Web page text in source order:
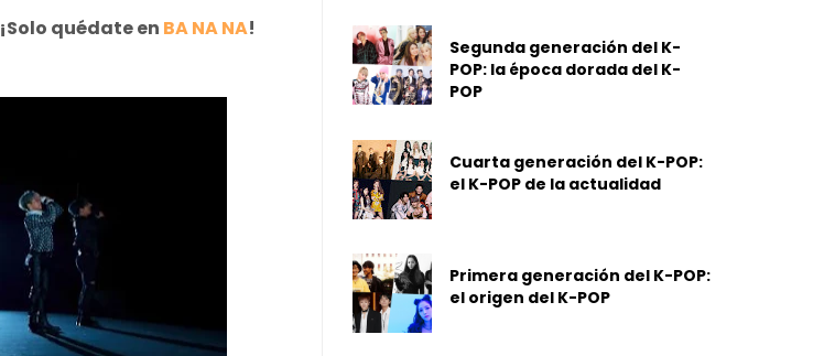
¡Solo quédate en BA NA NA!
Segunda generación del K-
POP: la época dorada del K-
POP
Cuarta generación del K-POP:
el K-POP de la actualidad
Primera generación del K-POP:
el origen del K-POP